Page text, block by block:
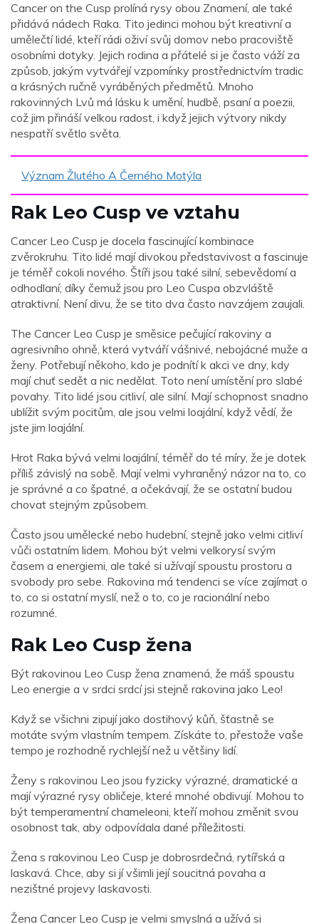
Cancer on the Cusp prolíná rysy obou Znamení, ale také
přidává nádech Raka. Tito jedinci mohou být kreativní a
umělečtí lidé, kteří rádi oživí svůj domov nebo pracoviště
osobními dotyky. Jejich rodina a přátelé si je často váží za
způsob, jakým vytvářejí vzpomínky prostřednictvím tradic
a krásných ručně vyráběných předmětů. Mnoho
rakovinných Lvů má lásku k umění, hudbě, psaní a poezii,
což jim přináší velkou radost, i když jejich výtvory nikdy
nespatří světlo světa.
Význam Žlutého A Černého Motýla
Rak Leo Cusp ve vztahu
Cancer Leo Cusp je docela fascinující kombinace
zvěrokruhu. Tito lidé mají divokou představivost a fascinuje
je téměř cokoli nového. Štíři jsou také silní, sebevědomí a
odhodlaní; díky čemuž jsou pro Leo Cuspa obzvláště
atraktivní. Není divu, že se tito dva často navzájem zaujali.
The Cancer Leo Cusp je směsice pečující rakoviny a
agresivního ohně, která vytváří vášnivé, nebojácné muže a
ženy. Potřebují někoho, kdo je podnítí k akci ve dny, kdy
mají chuť sedět a nic nedělat. Toto není umístění pro slabé
povahy. Tito lidé jsou citliví, ale silní. Mají schopnost snadno
ublížit svým pocitům, ale jsou velmi loajální, když vědí, že
jste jim loajální.
Hrot Raka bývá velmi loajální, téměř do té míry, že je dotek
příliš závislý na sobě. Mají velmi vyhraněný názor na to, co
je správné a co špatné, a očekávají, že se ostatní budou
chovat stejným způsobem.
Často jsou umělecké nebo hudební, stejně jako velmi citliví
vůči ostatním lidem. Mohou být velmi velkorysí svým
časem a energiemi, ale také si užívají spoustu prostoru a
svobody pro sebe. Rakovina má tendenci se více zajímat o
to, co si ostatní myslí, než o to, co je racionální nebo
rozumné.
Rak Leo Cusp žena
Být rakovinou Leo Cusp žena znamená, že máš spoustu
Leo energie a v srdci srdcí jsi stejně rakovina jako Leo!
Když se všichni zipují jako dostihový kůň, šťastně se
motáte svým vlastním tempem. Získáte to, přestože vaše
tempo je rozhodně rychlejší než u většiny lidí.
Ženy s rakovinou Leo jsou fyzicky výrazné, dramatické a
mají výrazné rysy obličeje, které mnohé obdivují. Mohou to
být temperamentní chameleoni, kteří mohou změnit svou
osobnost tak, aby odpovídala dané příležitosti.
Žena s rakovinou Leo Cusp je dobrosrdečná, rytířská a
laskavá. Chce, aby si jí všimli její soucitná povaha a
nezištné projevy laskavosti.
Žena Cancer Leo Cusp je velmi smyslná a užívá si